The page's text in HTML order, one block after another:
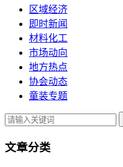
区域经济
即时新闻
材料化工
市场动向
地方热点
协会动态
童装专题
文章分类